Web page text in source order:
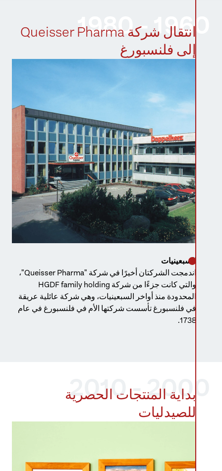
انتقال شركة Queisser Pharma
إلى فلنسبورغ
1960 - 1980
السبعينيات
اندمجت الشركتان أخيرًا في شركة "Queisser Pharma"،
والتي كانت جزءًا من شركة HGDF family holding
المحدودة منذ أواخر السبعينيات، وهي شركة عائلية عريقة
في فلنسبورغ تأسست شركتها الأم في فلنسبورغ في عام
1738.
بداية المنتجات الحصرية
للصيدليات
2000 - 2010